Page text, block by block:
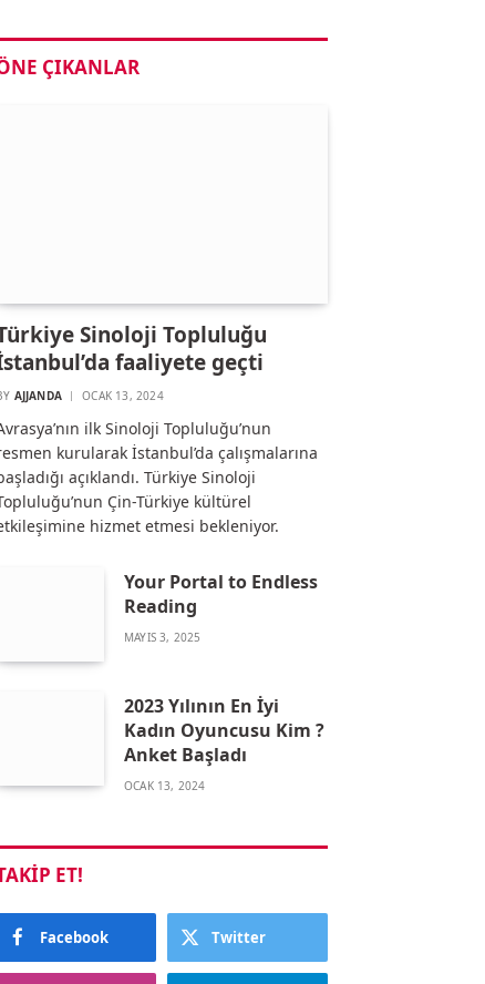
ÇIKANLAR
Sinoloji Topluluğu
faaliyete geçti
AJJANDA OCAK 13, 2024
ilk Sinoloji Topluluğu’nun
kurularak İstanbul’da çalışmalarına
açıklandı. Türkiye Sinoloji
Çin-Türkiye kültürel
hizmet etmesi bekleniyor.
Your Portal to Endless
Reading
MAYIS 3, 2025
2023 Yılının En İyi
Kadın Oyuncusu Kim ?
Anket Başladı
OCAK 13, 2024
ET!
Facebook Twitter